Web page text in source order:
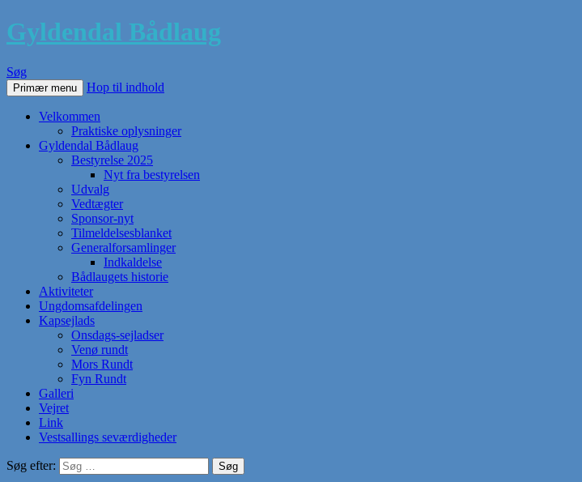
Gyldendal Bådlaug
Søg
Primær menu Hop til indhold
Velkommen
Praktiske oplysninger
Gyldendal Bådlaug
Bestyrelse 2025
Nyt fra bestyrelsen
Udvalg
Vedtægter
Sponsor-nyt
Tilmeldelsesblanket
Generalforsamlinger
Indkaldelse
Bådlaugets historie
Aktiviteter
Ungdomsafdelingen
Kapsejlads
Onsdags-sejladser
Venø rundt
Mors Rundt
Fyn Rundt
Galleri
Vejret
Link
Vestsallings seværdigheder
Søg efter: